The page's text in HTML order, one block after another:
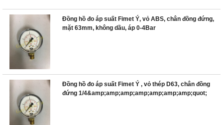
Đồng hồ đo áp suất Fimet Ý, vỏ ABS, chân đồng đứng,
mặt 63mm, không dầu, áp 0-4Bar
Đồng hồ đo áp suất Fimet Ý , vỏ thép D63, chân đồng
đứng 1/4&amp;amp;amp;amp;amp;amp;amp;quot;